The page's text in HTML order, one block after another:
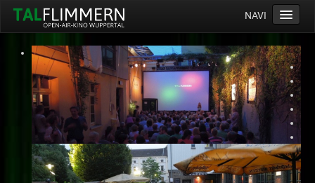
NAVI
Home
Programm
Service
Ticketinfos
Ort
Anreise